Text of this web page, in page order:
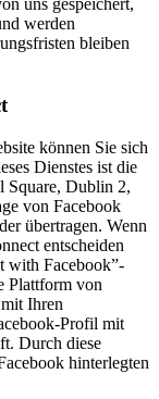
uns gespeichert,
werden
bleiben
können Sie sich
Dienstes ist die
Square, Dublin 2,
von Facebook
übertragen. Wenn
entscheiden
with Facebook”-
Plattform von
Ihren
Profil mit
Durch diese
hinterlegten